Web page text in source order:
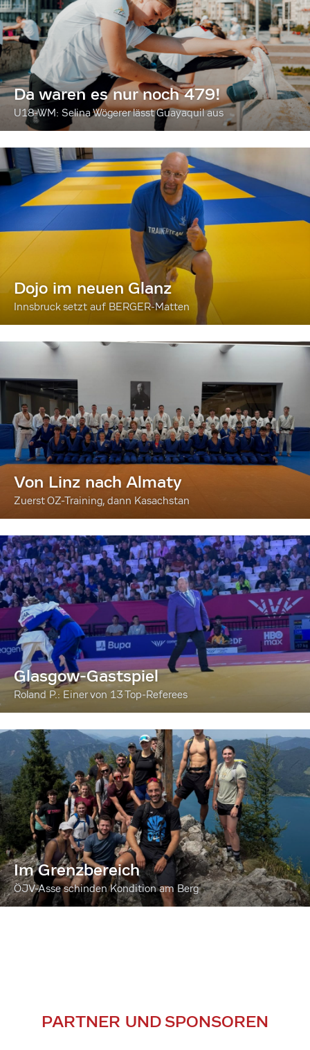
Da waren es nur noch 479!
U18-WM: Selina Wögerer lässt Guayaquil aus
Dojo im neuen Glanz
Innsbruck setzt auf BERGER-Matten
Von Linz nach Almaty
Zuerst OZ-Training, dann Kasachstan
Glasgow-Gastspiel
Roland P.: Einer von 13 Top-Referees
Im Grenzbereich
ÖJV-Asse schinden Kondition am Berg
PARTNER UND SPONSOREN